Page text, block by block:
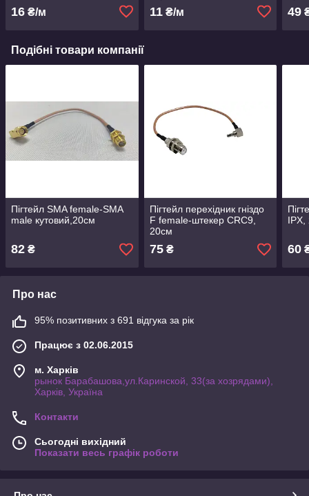
16 ₴/м 11₴/м 49
Подібні товари компанії
Пігтейл SMA female-SMA
male кутовий,20см
82 ₴
Пігтейл перехідник гніздо
F female-штекер CRC9,
20см
75₴
IPX,
60
Про нас
95% позитивних з 691 відгука за рік
Працює з 02.06.2015
м. Харків
рынок Барабашова,ул.Каринской, 33(за хозрядами),
Харків, Україна
Контакти
Сьогодні вихідний
Показати весь графік роботи